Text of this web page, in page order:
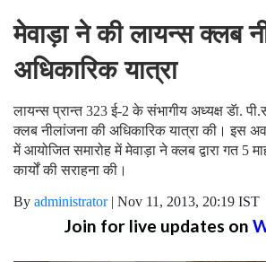
मेवाड़ा ने की लायन्स क्लब
अधिकारिक यात्रा
लायन्स प्रान्त 323 ई-2 के संभागीय अध्यक्ष डॅा.
क्लब नीलांजना की अधिकारिक यात्रा की। इस
में आयोजित समारोह में मेवाड़ा ने क्लब द्वारा गत 5
कार्यों की सराहना की।
By administrator| Nov 11, 2013, 20:19 IST
Join for live updates on